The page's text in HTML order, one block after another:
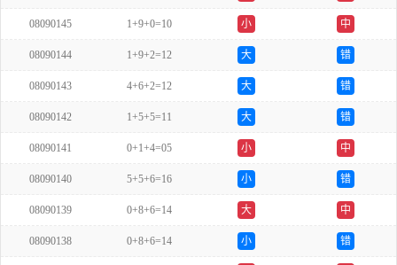
08090145 1+9+0=10 小 中
08090144 1+9+2=12 大 错
08090143 4+6+2=12 大 错
08090142 1+5+5=11 大 错
08090141 0+1+4=05 小 中
08090140 5+5+6=16 小 错
08090139 0+8+6=14 大 中
08090138 0+8+6=14 小 错